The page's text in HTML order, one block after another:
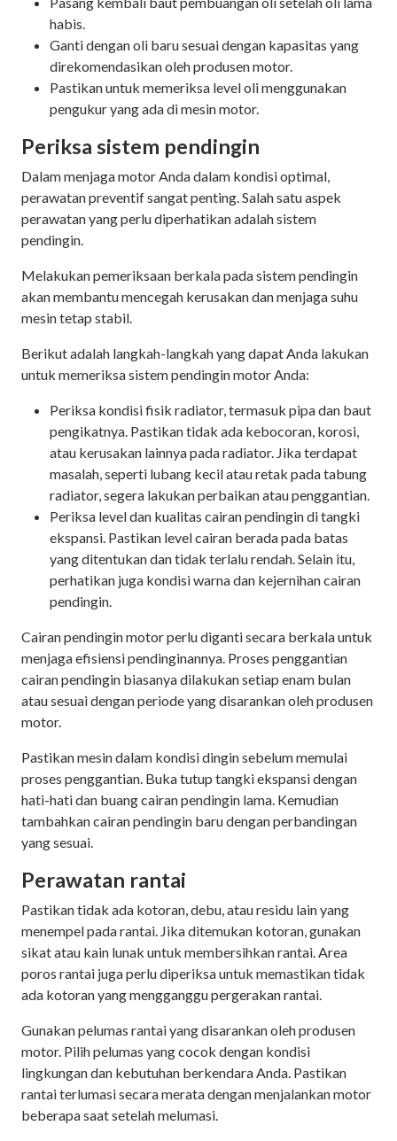
habis.
Ganti dengan oli baru sesuai dengan kapasitas yang
direkomendasikan oleh produsen motor.
Pastikan untuk memeriksa level oli menggunakan
pengukur yang ada di mesin motor.
Periksa sistem pendingin
Dalam menjaga motor Anda dalam kondisi optimal,
perawatan preventif sangat penting. Salah satu aspek
perawatan yang perlu diperhatikan adalah sistem
pendingin.
Melakukan pemeriksaan berkala pada sistem pendingin
akan membantu mencegah kerusakan dan menjaga suhu
mesin tetap stabil.
Berikut adalah langkah-langkah yang dapat Anda lakukan
untuk memeriksa sistem pendingin motor Anda:
Periksa kondisi fisik radiator, termasuk pipa dan baut
pengikatnya. Pastikan tidak ada kebocoran, korosi,
atau kerusakan lainnya pada radiator. Jika terdapat
masalah, seperti lubang kecil atau retak pada tabung
radiator, segera lakukan perbaikan atau penggantian.
Periksa level dan kualitas cairan pendingin di tangki
ekspansi. Pastikan level cairan berada pada batas
yang ditentukan dan tidak terlalu rendah. Selain itu,
perhatikan juga kondisi warna dan kejernihan cairan
pendingin.
Cairan pendingin motor perlu diganti secara berkala untuk
menjaga efisiensi pendinginannya. Proses penggantian
cairan pendingin biasanya dilakukan setiap enam bulan
atau sesuai dengan periode yang disarankan oleh produsen
motor.
Pastikan mesin dalam kondisi dingin sebelum memulai
proses penggantian. Buka tutup tangki ekspansi dengan
hati-hati dan buang cairan pendingin lama. Kemudian
tambahkan cairan pendingin baru dengan perbandingan
yang sesuai.
Perawatan rantai
Pastikan tidak ada kotoran, debu, atau residu lain yang
menempel pada rantai. Jika ditemukan kotoran, gunakan
sikat atau kain lunak untuk membersihkan rantai. Area
poros rantai juga perlu diperiksa untuk memastikan tidak
ada kotoran yang mengganggu pergerakan rantai.
Gunakan pelumas rantai yang disarankan oleh produsen
motor. Pilih pelumas yang cocok dengan kondisi
lingkungan dan kebutuhan berkendara Anda. Pastikan
rantai terlumasi secara merata dengan menjalankan motor
beberapa saat setelah melumasi.